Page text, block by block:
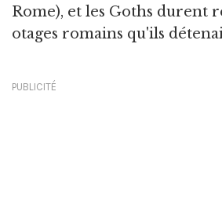
Rome), et les Goths durent
otages romains qu'ils
PUBLICITÉ